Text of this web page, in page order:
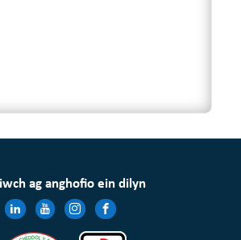
ag anghofio ein dilyn